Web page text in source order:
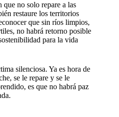
no solo repare a las
restaure los territorios
que sin ríos limpios,
no habrá retorno posible
para la vida
silenciosa. Ya es hora de
se le repare y se le
es que no habrá paz